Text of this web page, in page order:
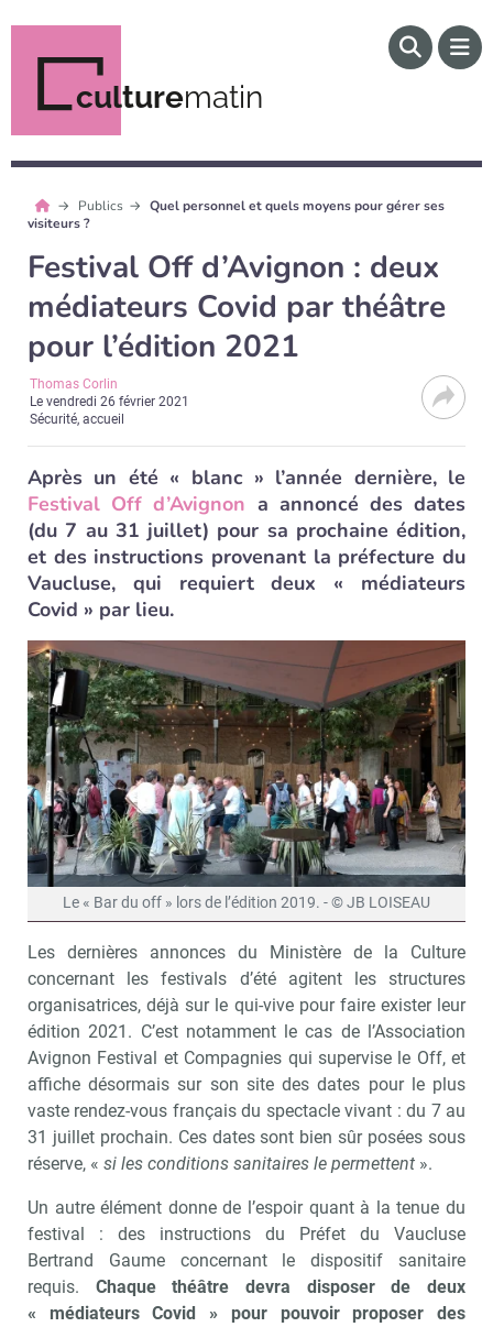
culturematin
Publics
Quel personnel et quels moyens pour gérer ses
visiteurs ?
Festival Off d’Avignon : deux
médiateurs Covid par théâtre
pour l’édition 2021
Thomas Corlin
Levendredi 26 février 2021
Sécurité, accueil
Après un été « blanc » l’année dernière, le
Festival Off d’Avignon a annoncé des dates
(du 7 au 31 juillet) pour sa prochaine édition,
et des instructions provenant la préfecture du
Vaucluse, qui requiert deux « médiateurs
Covid » par lieu.
Le « Bar du off » lors de l’édition 2019. - © JB LOISEAU
Les dernières annonces du Ministère de la Culture
concernant les festivals d’été agitent les structures
organisatrices, déjà sur le qui-vive pour faire exister leur
édition 2021. C’est notamment le cas de l’Association
Avignon Festival et Compagnies qui supervise le Off, et
affiche désormais sur son site des dates pour le plus
vaste rendez-vous français du spectacle vivant : du 7 au
31 juillet prochain. Ces dates sont bien sûr posées sous
réserve, « si les conditions sanitaires le permettent ».
Un autre élément donne de l’espoir quant à la tenue du
festival : des instructions du Préfet du Vaucluse
Bertrand Gaume concernant le dispositif sanitaire
requis. Chaque théâtre devra disposer de deux
« médiateurs Covid » pour pouvoir proposer des